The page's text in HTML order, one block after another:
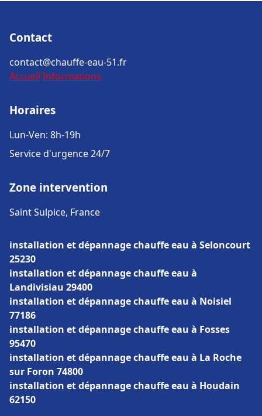
Contact
contact@chauffe-eau-51.fr
Accueil Informations
Horaires
Lun-Ven: 8h-19h
Service d'urgence 24/7
Zone intervention
Saint Sulpice, France
installation et dépannage chauffe eau à Seloncourt
25230
installation et dépannage chauffe eau à
Landivisiau 29400
installation et dépannage chauffe eau à Noisiel
77186
installation et dépannage chauffe eau à Fosses
95470
installation et dépannage chauffe eau à La Roche
sur Foron 74800
installation et dépannage chauffe eau à Houdain
62150